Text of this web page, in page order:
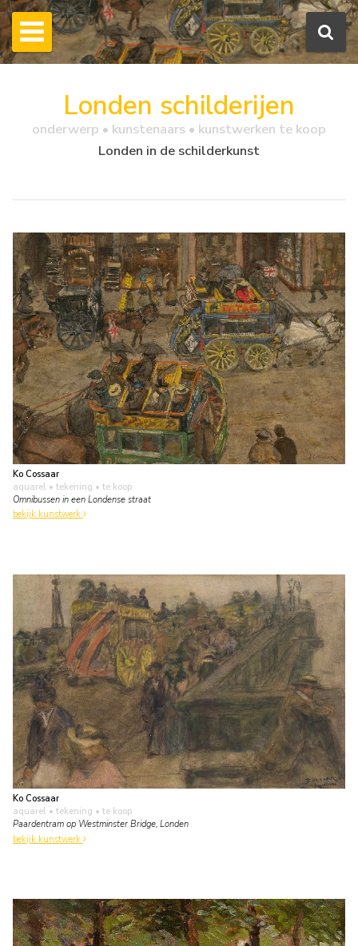
Londen schilderijen
onderwerp • kunstenaars • kunstwerken te koop
Londen in de schilderkunst
Ko Cossaar
aquarel • tekening • te koop
Omnibussen in een Londense straat
bekijk kunstwerk
Ko Cossaar
aquarel • tekening • te koop
Paardentram op Westminster Bridge, Londen
bekijk kunstwerk